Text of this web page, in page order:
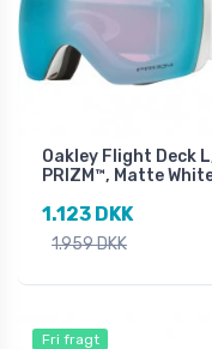
Oakley Flight Deck
PRIZM™, Matte
1.123 DKK
1.959 DKK
Fri fragt